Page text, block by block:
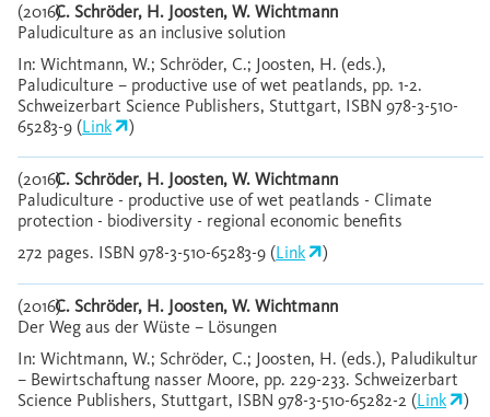
(2016)C. Schröder, H. Joosten, W. Wichtmann
Paludiculture as an inclusive solution
In: Wichtmann, W.; Schröder, C.; Joosten, H. (eds.),
Paludiculture – productive use of wet peatlands, pp. 1-2.
Schweizerbart Science Publishers, Stuttgart, ISBN 978-3-510-
65283-9 (Link )
(2016)C. Schröder, H. Joosten, W. Wichtmann
Paludiculture - productive use of wet peatlands - Climate
protection - biodiversity - regional economic benefits
272 pages. ISBN 978-3-510-65283-9 (Link )
(2016)C. Schröder, H. Joosten, W. Wichtmann
Der Weg aus der Wüste – Lösungen
In: Wichtmann, W.; Schröder, C.; Joosten, H. (eds.), Paludikultur
– Bewirtschaftung nasser Moore, pp. 229-233. Schweizerbart
Science Publishers, Stuttgart, ISBN 978-3-510-65282-2 (Link )